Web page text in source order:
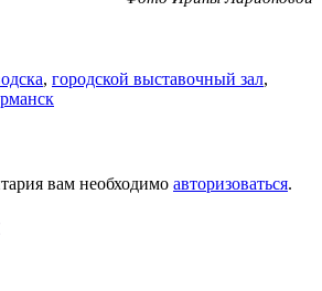
, городской выставочный зал,
вам необходимо авторизоваться.